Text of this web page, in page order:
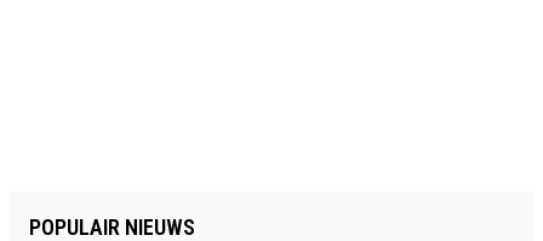
POPULAIR NIEUWS